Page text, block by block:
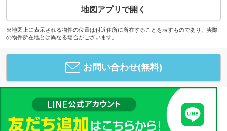
地図アプリで開く
※地図上に表示される物件の位置は付近住所に所在することを表すものであり、実際
の物件所在地とは異なる場合がございます。
お問い合わせ(無料)